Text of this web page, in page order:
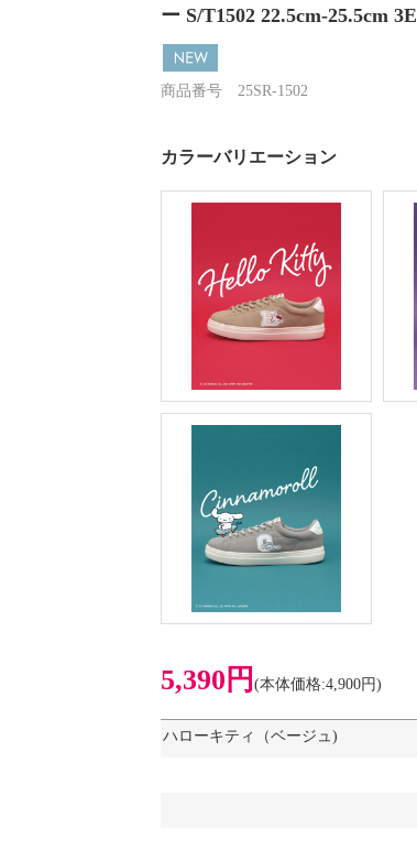
ー S/T1502 22.5cm-25.5cm 3E
商品番号 25SR-1502
カラーバリエーション
5,390円 (本体価格:4,900円)
ハローキティ（ベージュ)